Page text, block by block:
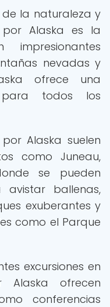
la naturaleza y
Alaska es la
nevadas y
ofrece una
para todos los
Alaska suelen
como Juneau,
se pueden
avistar ballenas,
exuberantes y
como el Parque
excursiones en
Alaska ofrecen
conferencias